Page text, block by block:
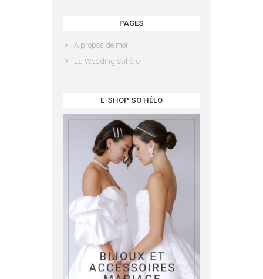
PAGES
A propos de moi
La Wedding Sphère
E-SHOP SO HÉLO